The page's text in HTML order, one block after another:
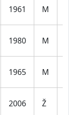
1961 M
1980 M
1965 M
2006 Ž